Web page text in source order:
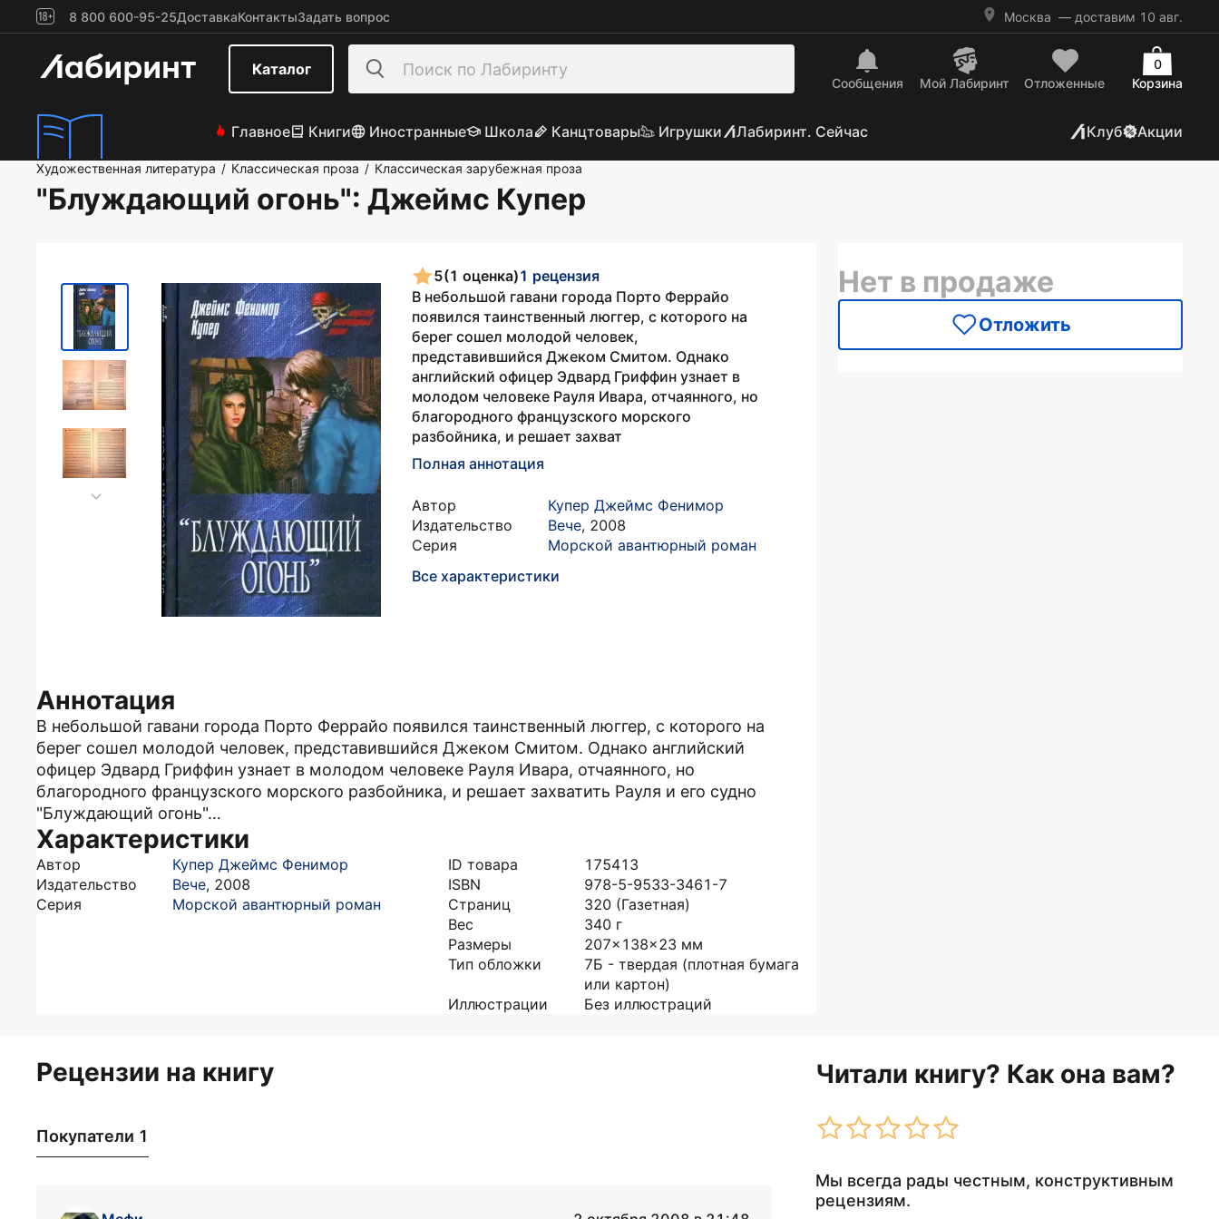
8 800 600-95-25ДоставкаКонтактыЗадать вопрос Москва — доставим 10 авг.
Каталог
Сообщения Mой Лабиринт Отложенные Корзина
0
Главное Книги Иностранные Школа Канцтовары Игрушки Лабиринт. Сейчас Клуб Акции
Художественная литература / Классическая проза / Классическая зарубежная проза
"Блуждающий огонь": Джеймс Купер
5(1 оценка)1 рецензия
В небольшой гавани города Порто Феррайо
появился таинственный люггер, с которого на
берег сошел молодой человек,
представившийся Джеком Смитом. Однако
английский офицер Эдвард Гриффин узнает в
молодом человеке Рауля Ивара, отчаянного, но
благородного французского морского
разбойника, и решает захват
Полная аннотация
Автор
Купер Джеймс Фенимор
Издательство
Вече, 2008
Серия
Морской авантюрный роман
Все характеристики
Аннотация
В небольшой гавани города Порто Феррайо появился таинственный люггер, с которого на
берег сошел молодой человек, представившийся Джеком Смитом. Однако английский
офицер Эдвард Гриффин узнает в молодом человеке Рауля Ивара, отчаянного, но
благородного французского морского разбойника, и решает захватить Рауля и его судно
"Блуждающий огонь"…
Характеристики
Автор
Купер Джеймс Фенимор
Издательство
Вече, 2008
Серия
Морской авантюрный роман
ID товара
175413
ISBN
978-5-9533-3461-7
Страниц
320 (Газетная)
Вес
340 г
Размеры
207x138x23 мм
Тип обложки
7Б - твердая (плотная бумага
или картон)
Иллюстрации
Без иллюстраций
Нет в продаже
Отложить
Рецензии на книгу Читали книгу? Как она вам?
Мы всегда рады честным, конструктивным
рецензиям.
Покупатели 1